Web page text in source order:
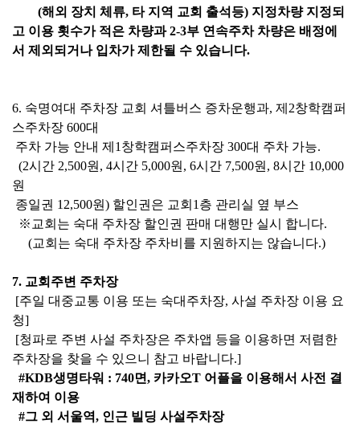
(해외 장치 체류, 타 지역 교회 출석등) 지정차량 지정되
고 이용 횟수가 적은 차량과2-3부 연속주차 차량은 배정에
서 제외되거나 입차가 제한될 수 있습니다.
6. 숙명여대 주차장 교회 셔틀버스 증차운행과, 제 2창학캠퍼
스주차장 600대
주차 가능 안내 제 1 창학캠퍼스주차장 300대 주차 가능.
(2시간 2,500원 , 4시간 5,000원 , 6시간 7,500원 , 8시간 10,000
원
종일권 12,500원) 할인권은 교회 1 층 관리실 옆 부스
※ 교회는 숙대 주차장 할인권 판매 대행만 실시 합니다.
(교회는 숙대 주차장 주차비를 지원하지는 않습니다.)
7. 교회주변 주차장
[주일 대중교통 이용 또는 숙대주차장, 사설 주차장 이용 요
청]
[청파로 주변 사설 주차장은 주차앱 등을 이용하면 저렴한
주차장을 찾을 수 있으니 참고 바랍니다.]
#KDB생명타워 : 740면, 카카오T 어플을 이용해서 사전 결
재하여 이용
#그 외 서울역, 인근 빌딩 사설주차장